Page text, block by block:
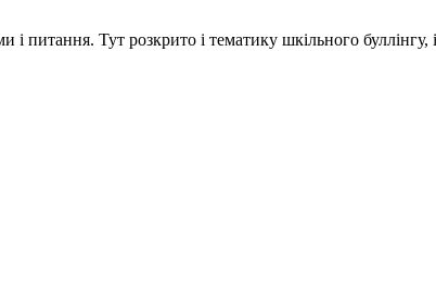
Тут розкрито і тематику шкільного буллінгу,